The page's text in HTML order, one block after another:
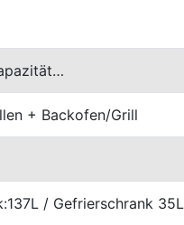
+ Backofen/Grill
/ Gefrierschrank 35L